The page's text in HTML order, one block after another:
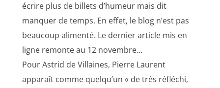
écrire plus de billets d’humeur mais dit
manquer de temps. En effet, le blog n’est pas
beaucoup alimenté. Le dernier article mis en
ligne remonte au 12 novembre…
Pour Astrid de Villaines, Pierre Laurent
apparaît comme quelqu’un « de très réfléchi,